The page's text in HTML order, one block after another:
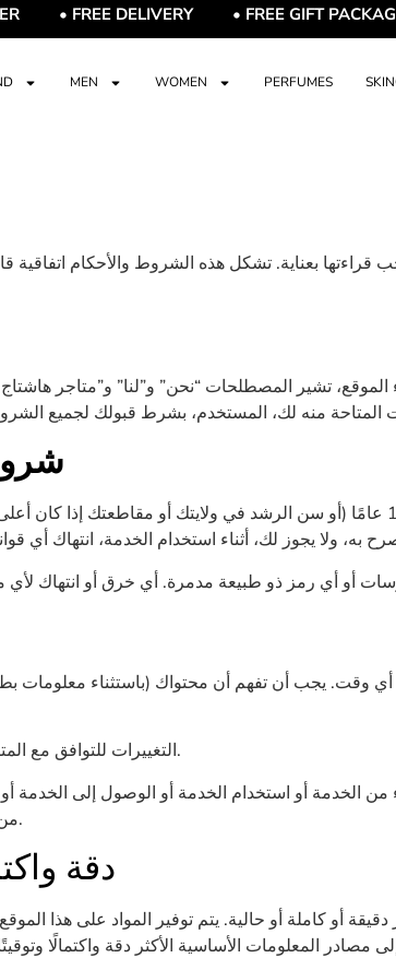
• FREE DELIVERY • FREE GIFT PACKAGING
MEN WOMEN PERFUMES
بعناية. تشكل هذه الشروط والأحكام اتفاقية
تشير المصطلحات “نحن” و”لنا” و”متاجر
(ب) التغييرات للتوافق مع المتطلبات التقنية للشبكات أو الأجهزة المتصلة.
من الخدمة أو استخدام الخدمة أو الوصول إلى الخدمة
من خلاله توفير الخدمة، بدون إذن كتابي صريح منا.
دقة
دقيقة أو كاملة أو حالية. يتم توفير المواد على
مصادر المعلومات الأساسية الأكثر دقة واكتمالًا